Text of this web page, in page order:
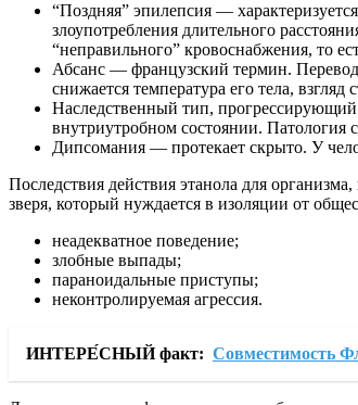
“Поздняя” эпилепсия —
злоупотребления длительного
“неправильного” кровоснабжения, то
Абсанс — французский термин. Перевод
снижается температура его тела,
Наследственный тип,
внутриутробном состоянии. Патология
Дипсомания — протекает скрыто. У
Последствия действия этанола для
зверя, который нуждается в изоляции от
неадекватное поведение;
злобные выпады;
параноидальные приступы;
неконтролируемая агрессия.
ИНТЕРЕ́СНЫЙ факт: Совместимость